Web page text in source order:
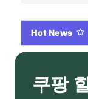
Hot News
쿠팡